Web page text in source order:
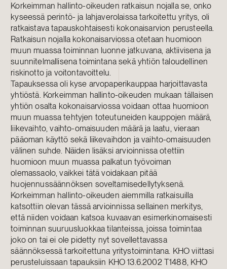
Korkeimman hallinto-oikeuden ratkaisun nojalla se, onko
kyseessä perintö- ja lahjaverolaissa tarkoitettu yritys, oli
ratkaistava tapauskohtaisesti kokonaisarvion perusteella.
Ratkaisun nojalla kokonaisarviossa otetaan huomioon
muun muassa toiminnan luonne jatkuvana, aktiivisena ja
suunnitelmallisena toimintana sekä yhtiön taloudellinen
riskinotto ja voitontavoittelu.
Tapauksessa oli kyse arvopaperikauppaa harjoittavasta
yhtiöstä. Korkeimman hallinto-oikeuden mukaan tällaisen
yhtiön osalta kokonaisarviossa voidaan ottaa huomioon
muun muassa tehtyjen toteutuneiden kauppojen määrä,
liikevaihto, vaihto-omaisuuden määrä ja laatu, vieraan
pääoman käyttö sekä liikevaihdon ja vaihto-omaisuuden
välinen suhde. Näiden lisäksi arvioinnissa otettiin
huomioon muun muassa palkatun työvoiman
olemassaolo, vaikkei tätä voidakaan pitää
huojennussäännöksen soveltamisedellytyksenä.
Korkeimman hallinto-oikeuden aiemmilla ratkaisuilla
katsottiin olevan tässä arvioinnissa sellainen merkitys,
että niiden voidaan katsoa kuvaavan esimerkinomaisesti
toiminnan suuruusluokkaa tilanteissa, joissa toimintaa
joko on tai ei ole pidetty nyt sovellettavassa
säännöksessä tarkoitettuna yritystoimintana. KHO viittasi
perusteluissaan tapauksiin KHO 13.6.2002 T1488, KHO